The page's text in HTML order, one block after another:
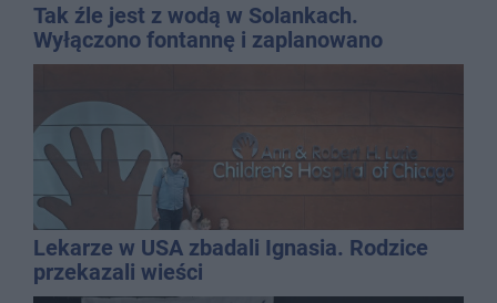
Tak źle jest z wodą w Solankach.
Wyłączono fontannę i zaplanowano
dolewkę
Lekarze w USA zbadali Ignasia. Rodzice
przekazali wieści